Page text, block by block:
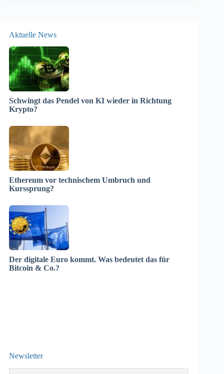
Aktuelle News
Schwingt das Pendel von KI wieder in Richtung
Krypto?
Ethereum vor technischem Umbruch und
Kurssprung?
Der digitale Euro kommt. Was bedeutet das für
Bitcoin & Co.?
Newsletter